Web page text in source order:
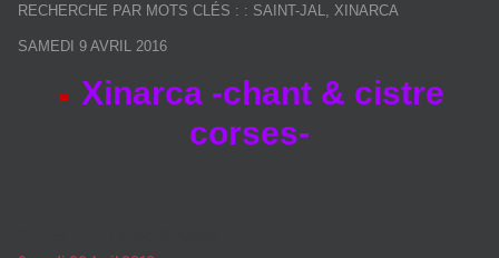
RECHERCHE PAR MOTS CLÉS : : SAINT-JAL XINARCA
SAMEDI 9 AVRIL 2016
Xinarca -chant & cistre
corses-